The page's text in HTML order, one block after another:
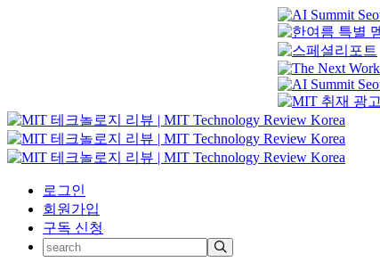
로그인
회원가입
구독 신청